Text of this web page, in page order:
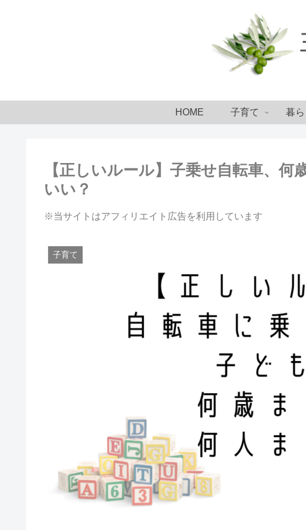
HOME 子育て 暮ら
【正しいルール】子乗せ自転車、
いい？
※当サイトはアフィリエイト広告を利用しています
子育て